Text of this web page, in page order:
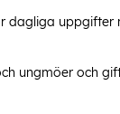
dagliga
ungmöer och